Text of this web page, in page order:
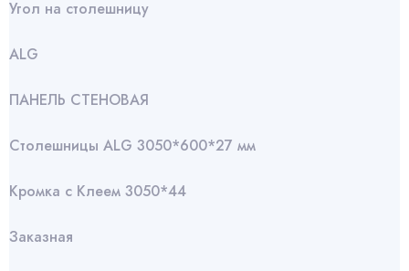
Угол на столешницу
АLG
ПАНЕЛЬ СТЕНОВАЯ
Столешницы ALG 3050*600*27 мм
Кромка с Клеем 3050*44
Заказная